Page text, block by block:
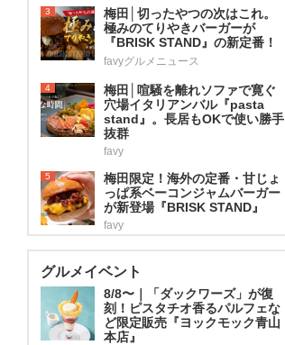
3
梅田│切ったやつの次はこれ。
極みのてりやきバーガーが
『BRISK STAND』の新定番！
favyグルメニュース
4
梅田│喧騒を離れソファで寛ぐ
穴場イタリアンバル『pasta
stand』。長居もOKで使い勝手
抜群
favy
5
梅田限定！海外の定番・甘じょ
っぱ系ベーコンジャムバーガー
が新登場『BRISK STAND』
favy
グルメイベント
8/8〜｜「ダックワーズ」が復
刻！ピスタチオ香るパルフェな
ど限定販売『ヨックモック青山
本店』